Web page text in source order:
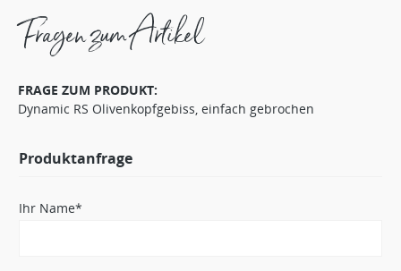
Fragen zum Artikel
FRAGE ZUM PRODUKT:
Dynamic RS Olivenkopfgebiss, einfach gebrochen
Produktanfrage
Ihr Name*